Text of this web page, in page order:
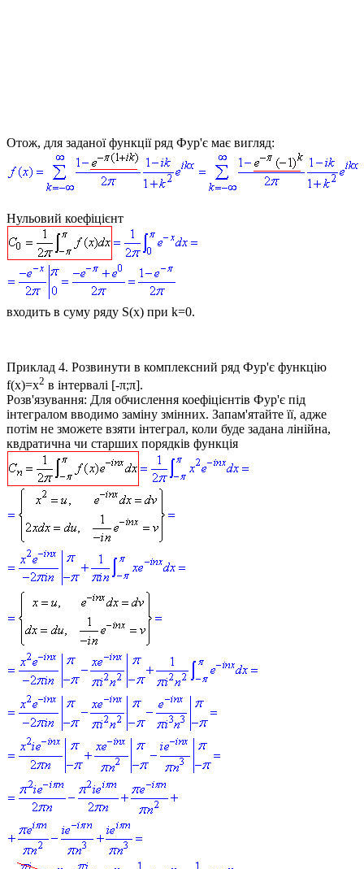
Отож, для заданої функції ряд Фур'є має вигляд:
Нульовий коефіцієнт
входить в суму ряду S(x) при k=0.
Приклад 4. Розвинути в комплексний ряд Фур'є функцію
f(x)=x2 в інтервалі [-π;π].
Розв'язування: Для обчислення коефіцієнтів Фур'є під
інтегралом вводимо заміну змінних. Запам'ятайте її, адже
потім не зможете взяти інтеграл, коли буде задана лінійна,
квдратична чи старших порядків функція